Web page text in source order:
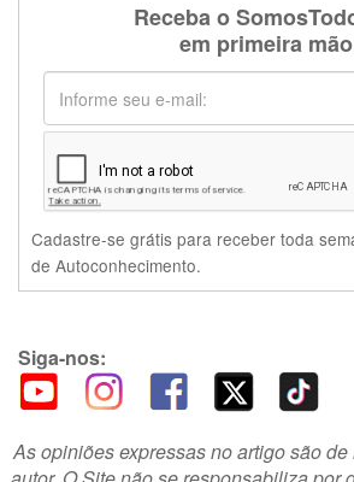
Receba o
em primeira
Cadastre-se grátis para receber toda
de Autoconhecimento.
Siga-nos:
As opiniões expressas no artigo são